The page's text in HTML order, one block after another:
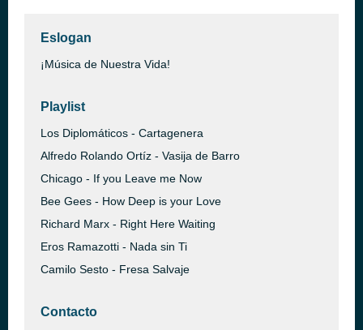
Eslogan
¡Música de Nuestra Vida!
Playlist
Los Diplomáticos - Cartagenera
Alfredo Rolando Ortíz - Vasija de Barro
Chicago - If you Leave me Now
Bee Gees - How Deep is your Love
Richard Marx - Right Here Waiting
Eros Ramazotti - Nada sin Ti
Camilo Sesto - Fresa Salvaje
Contacto